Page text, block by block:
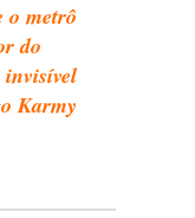
o metrô
do
invisível
Karmy